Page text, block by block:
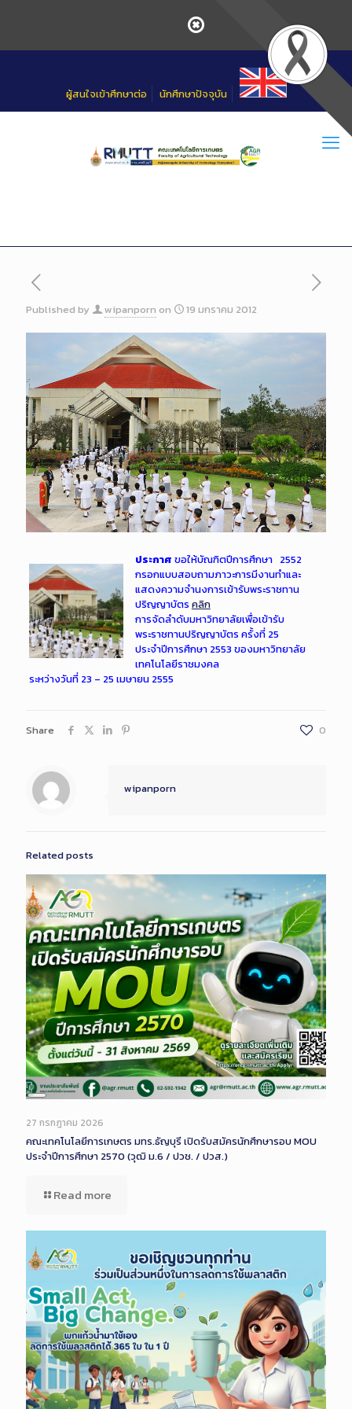
ผู้สนใจเข้าศึกษาต่อ นักศึกษาปัจจุบัน
Published by wipanporn on 19 มกราคม 2012
ประกาศ ขอให้บัณฑิตปีการศึกษา 2552
กรอกแบบสอบถามภาวะการมีงานทำและ
แสดงความจำนงการเข้ารับพระราชทาน
ปริญญาบัตร คลิก
การจัดลำดับมหาวิทยาลัยเพื่อเข้ารับ
พระราชทานปริญญาบัตร ครั้งที่ 25
ประจำปีการศึกษา 2553 ของมหาวิทยาลัย
เทคโนโลยีราชมงคล
ระหว่างวันที่ 23 – 25 เมษายน 2555
Share 0
wipanporn
Related posts
Long
Description
27 กรกฎาคม 2026
คณะเทคโนโลยีการเกษตร มทร.ธัญบุรี เปิดรับสมัครนักศึกษารอบ MOU
ประจำปีการศึกษา 2570 (วุฒิ ม.6 / ปวช. / ปวส.)
Read more